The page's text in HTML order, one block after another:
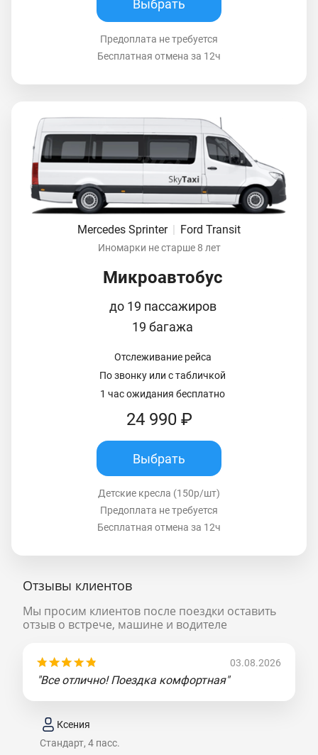
Выбрать
Предоплата не требуется
Бесплатная отмена за 12ч
Mercedes Sprinter Ford Transit
Иномарки не старше 8 лет
Микроавтобус
до 19 пассажиров
19 багажа
Отслеживание рейса
По звонку или с табличкой
1 час ожидания бесплатно
24 990 ₽
Выбрать
Детские кресла (150р/шт)
Предоплата не требуется
Бесплатная отмена за 12ч
Отзывы клиентов
Мы просим клиентов после поездки оставить
отзыв о встрече, машине и водителе
03.08.2026
"Все отлично! Поездка комфортная"
Ксения
Стандарт, 4 пасс.